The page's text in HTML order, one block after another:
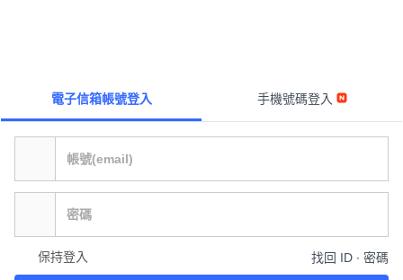
電子信箱帳號登入 手機號碼登入
保持登入 找回 ID ∙ 密碼